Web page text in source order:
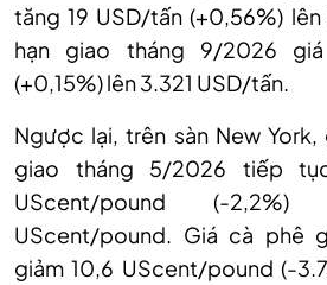
tăng 19 USD/tấn (+0,56%)
hạn giao tháng 9/2026
(+0,15%) lên 3.321 USD/tấn.
Ngược lại, trên sàn New
giao tháng 5/2026 tiếp
UScent/pound (-
UScent/pound. Giá cà phê
giảm 10,6 UScent/pound (-